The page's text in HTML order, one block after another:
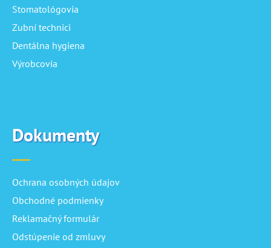
Stomatológovia
Zubní technici
Dentálna hygiena
Výrobcovia
Dokumenty
Ochrana osobných údajov
Obchodné podmienky
Reklamačný formulár
Odstúpenie od zmluvy